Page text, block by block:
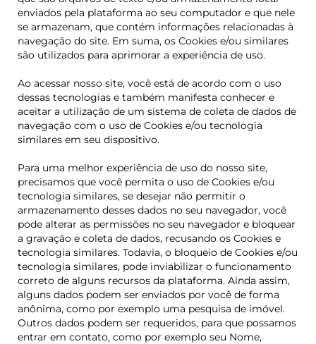
enviados pela plataforma ao seu computador e que nele
se armazenam, que contém informações relacionadas à
navegação do site. Em suma, os Cookies e/ou similares
são utilizados para aprimorar a experiência de uso.
Ao acessar nosso site, você está de acordo com o uso
dessas tecnologias e também manifesta conhecer e
aceitar a utilização de um sistema de coleta de dados de
navegação com o uso de Cookies e/ou tecnologia
similares em seu dispositivo.
Para uma melhor experiência de uso do nosso site,
precisamos que você permita o uso de Cookies e/ou
tecnologia similares, se desejar não permitir o
armazenamento desses dados no seu navegador, você
pode alterar as permissões no seu navegador e bloquear
a gravação e coleta de dados, recusando os Cookies e
tecnologia similares. Todavia, o bloqueio de Cookies e/ou
tecnologia similares, pode inviabilizar o funcionamento
correto de alguns recursos da plataforma. Ainda assim,
alguns dados podem ser enviados por você de forma
anônima, como por exemplo uma pesquisa de imóvel.
Outros dados podem ser requeridos, para que possamos
entrar em contato, como por exemplo seu Nome,